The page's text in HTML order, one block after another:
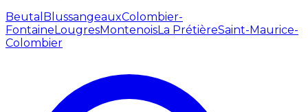
Beutal BlussangeauxColombier-
FontaineLougresMontenoisLa PrétièreSaint-Maurice-
Colombier